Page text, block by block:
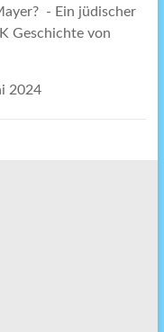
- Ein jüdischer
Geschichte von
2024